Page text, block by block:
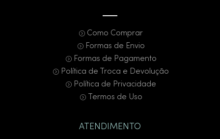
Como Comprar
Formas de Envio
Formas de Pagamento
Política de Troca e Devolução
Política de Privacidade
Termos de Uso
ATENDIMENTO